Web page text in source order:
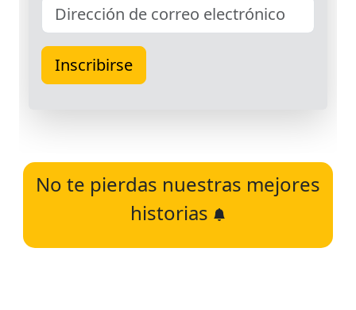
No te pierdas nuestras mejores
historias